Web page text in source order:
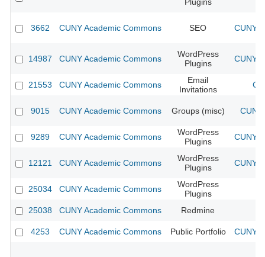
3662 CUNY Academic Commons SEO CUNY
14987 CUNY Academic Commons
WordPress
Plugins
CUNY
21553 CUNY Academic Commons
Email
Invitations
9015 CUNY Academic Commons Groups (misc)
9289 CUNY Academic Commons
WordPress
Plugins
CUNY
12121 CUNY Academic Commons
WordPress
Plugins
CUNY
25034 CUNY Academic Commons
WordPress
Plugins
25038
CUNY Academic Commons Redmine
4253 CUNY Academic Commons Public Portfolio CUNY